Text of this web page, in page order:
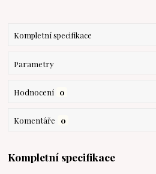
Kompletní specifikace
Parametry
Hodnocení 0
Komentáře 0
Kompletní specifikace